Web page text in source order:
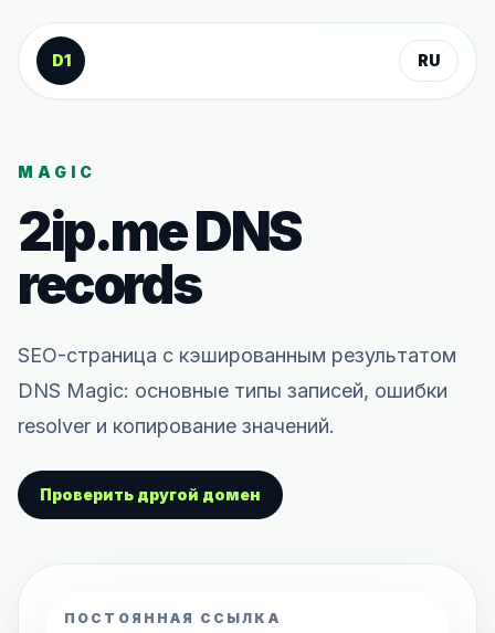
К содержанию
D1
RU
MAGIC
2ip.meDNS
records
SEO-страница с кэшированным результатом
DNS Magic: основные типы записей, ошибки
resolver и копирование значений.
Проверить другой домен
ПОСТОЯННАЯ ССЫЛКА